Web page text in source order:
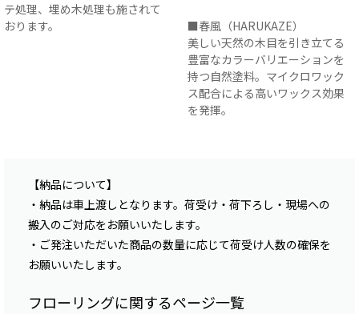
テ処理、埋め木処理も施されて
おります。
■春風（HARUKAZE）
美しい天然の木目を引き立てる
豊富なカラーバリエーションを
持つ自然塗料。マイクロワック
ス配合による高いワックス効果
を発揮。
【納品について】
・納品は車上渡しとなります。荷受け・荷下ろし・現場への
搬入のご対応をお願いいたします。
・ご発注いただいた商品の数量に応じて荷受け人数の確保を
お願いいたします。
フローリングに関するページ一覧